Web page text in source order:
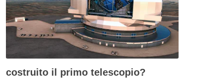
costruito il primo telescopio?